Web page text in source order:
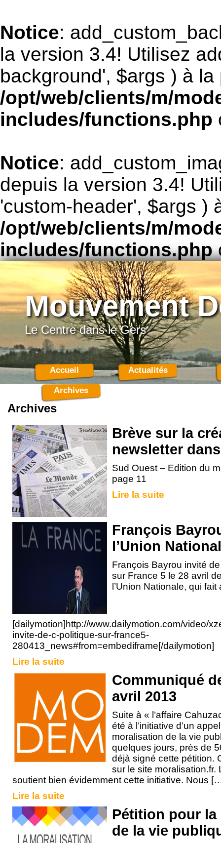
Notice:
la version 3.4! Utilisez
background', $args ) à la
/opt/web/clients/m/
includes/functions.php
Notice:
depuis la version 3.4!
'custom-header', $args )
/opt/web/clients/m/
includes/functions.php
Mouvement
Le Centre dans le Gers
Accueil Actualités
Archives
Archives
Brève sur la
newsletter
Sud Ouest – Edition du
page 11
Lire la suite
François
l’Union
François Bayrou invité
sur France 5 le 28 avril
l’Union Nationale, qui fait
[dailymotion]http://www.dailymotion.com/video/
invite-de-c-politique-sur-france5-
280413_news#from=embediframe[/dailymotion]
Lire la suite
Communiqué
avril 2013
Suite à « l’affaire
été à l’initiative d’un
moralisation de la vie
quelques jours, près de
déjà signé cette pétition.
sur le site moralisation.fr.
soutient bien évidemment cette initiative. Nous
Lire la suite
Pétition pour
de la vie